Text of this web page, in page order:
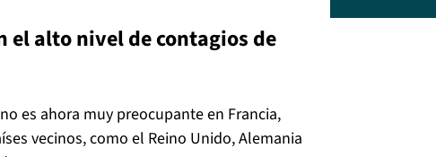
el alto nivel de contagios de
es ahora muy preocupante en Francia,
vecinos, como el Reino Unido, Alemania